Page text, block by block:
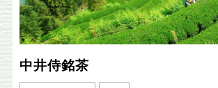
中井侍銘茶